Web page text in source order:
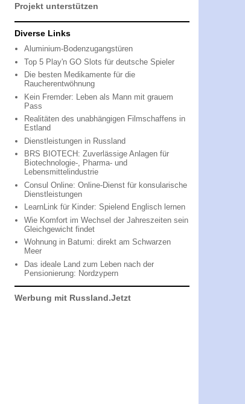
Projekt unterstützen
Diverse Links
Aluminium-Bodenzugangstüren
Top 5 Play'n GO Slots für deutsche Spieler
Die besten Medikamente für die
Raucherentwöhnung
Kein Fremder: Leben als Mann mit grauem
Pass
Realitäten des unabhängigen Filmschaffens in
Estland
Dienstleistungen in Russland
BRS BIOTECH: Zuverlässige Anlagen für
Biotechnologie-, Pharma- und
Lebensmittelindustrie
Consul Online: Online-Dienst für konsularische
Dienstleistungen
LearnLink für Kinder: Spielend Englisch lernen
Wie Komfort im Wechsel der Jahreszeiten sein
Gleichgewicht findet
Wohnung in Batumi: direkt am Schwarzen
Meer
Das ideale Land zum Leben nach der
Pensionierung: Nordzypern
Werbung mit Russland.Jetzt